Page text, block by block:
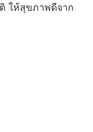
ให้สุขภาพดีจาก